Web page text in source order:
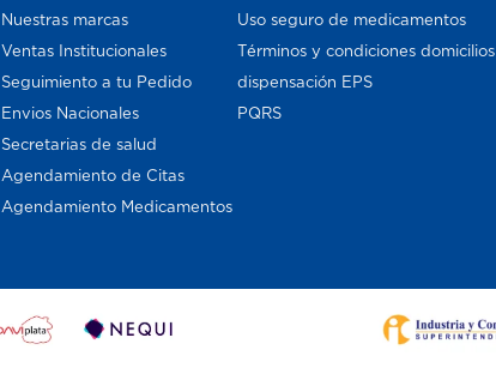
Nuestras marcas
Ventas Institucionales
Seguimiento a tu Pedido
Envios Nacionales
Secretarias de salud
Agendamiento de Citas
Agendamiento Medicamentos
Uso seguro de medicamentos
Términos y condiciones domicilios
dispensación EPS
PQRS